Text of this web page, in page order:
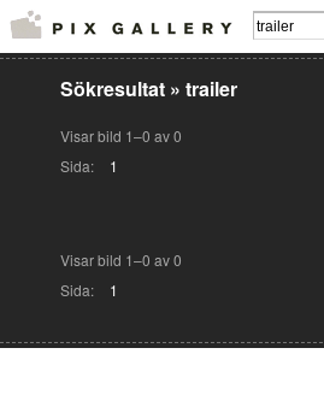
Sökresultat » trailer
Visar bild 1–0 av 0
Sida:
1
Visar bild 1–0 av 0
Sida:
1